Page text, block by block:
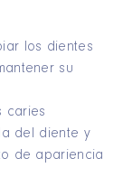
los dientes
su
caries
del diente y
de apariencia